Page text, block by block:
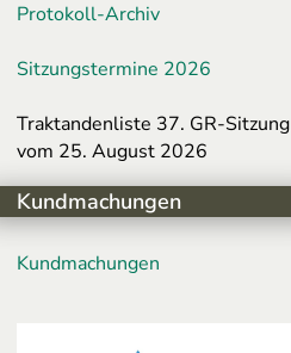
Protokoll-Archiv
Sitzungstermine 2026
Traktandenliste 37. GR-Sitzung
vom 25. August 2026
Kundmachungen
Kundmachungen